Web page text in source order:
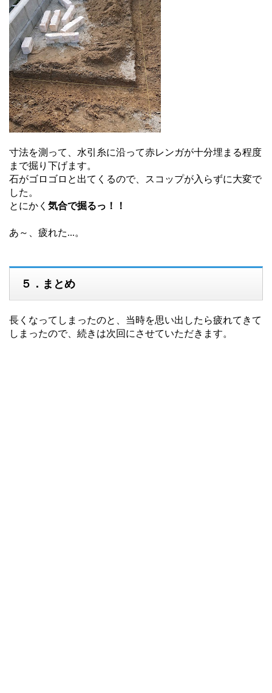
寸法を測って、水引糸に沿って赤レンガが十分埋まる程度
まで掘り下げます。
石がゴロゴロと出てくるので、スコップが入らずに大変で
した。
とにかく 気合で掘るっ！！
あ～、疲れた...。
５．まとめ
長くなってしまったのと、当時を思い出したら疲れてきて
しまったので、続きは次回にさせていただきます。